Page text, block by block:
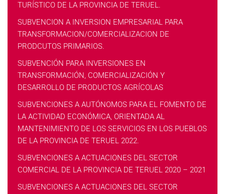
TURÍSTICO DE LA PROVINCIA DE TERUEL.
SUBVENCION A INVERSION EMPRESARIAL PARA
TRANSFORMACION/COMERCIALIZACION DE
PRODCUTOS PRIMARIOS.
SUBVENCIÓN PARA INVERSIONES EN
TRANSFORMACIÓN, COMERCIALIZACIÓN Y
DESARROLLO DE PRODUCTOS AGRÍCOLAS
SUBVENCIONES A AUTÓNOMOS PARA EL FOMENTO DE
LA ACTIVIDAD ECONÓMICA, ORIENTADA AL
MANTENIMIENTO DE LOS SERVICIOS EN LOS PUEBLOS
DE LA PROVINCIA DE TERUEL 2022.
SUBVENCIONES A ACTUACIONES DEL SECTOR
COMERCIAL DE LA PROVINCIA DE TERUEL 2020 – 2021
SUBVENCIONES A ACTUACIONES DEL SECTOR